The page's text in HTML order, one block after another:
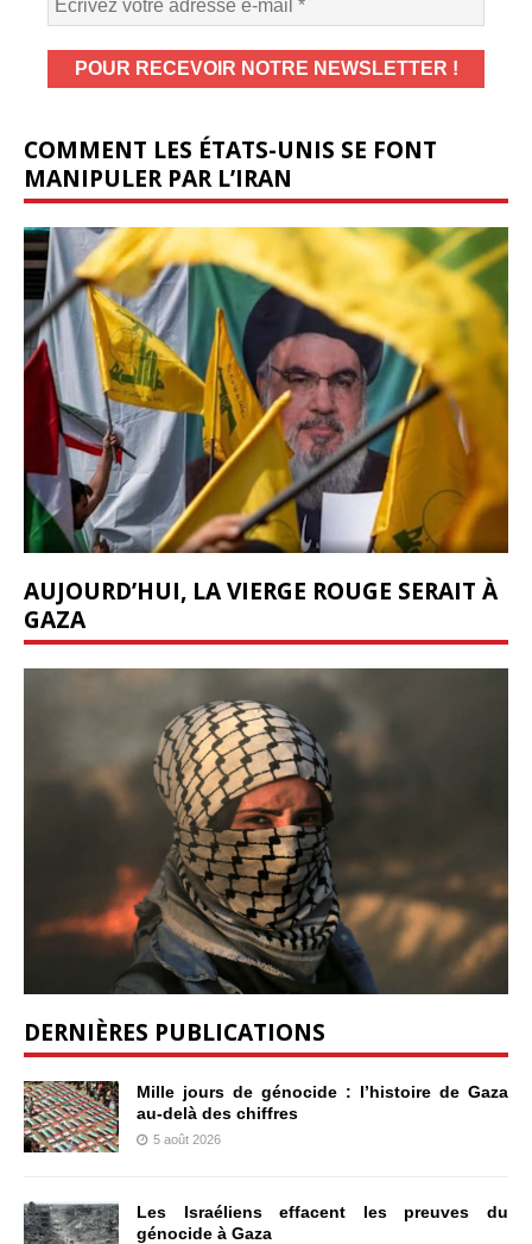
COMMENT LES ÉTATS-UNIS SE FONT
MANIPULER PAR L’IRAN
AUJOURD’HUI, LA VIERGE ROUGE SERAIT À
GAZA
DERNIÈRES PUBLICATIONS
Mille jours de génocide : l’histoire de Gaza
au-delà des chiffres
5 août 2026
Les Israéliens effacent les preuves du
génocide à Gaza